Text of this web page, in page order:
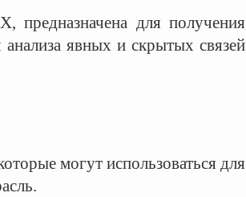
предназначена для получения
явных и скрытых связей
могут использоваться для